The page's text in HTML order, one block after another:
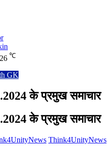
26 ℃
GK
के प्रमुख समाचार
के प्रमुख समाचार
Think4UnityNews